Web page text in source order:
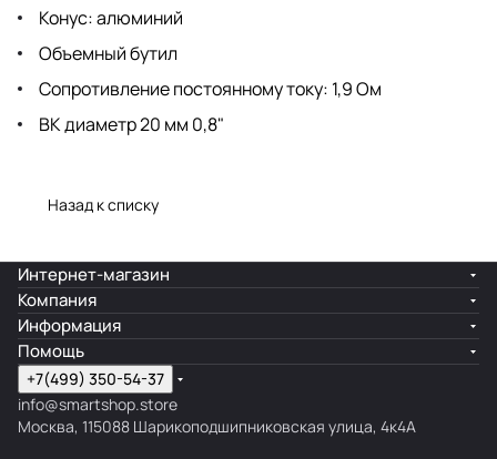
Конус: алюминий
Объемный бутил
Сопротивление постоянному току: 1,9 Ом
ВК диаметр 20 мм 0,8"
Назад к списку
Интернет-магазин
Компания
Информация
Помощь
+7(499) 350-54-37
info@smartshop.store
Москва, 115088 Шарикоподшипниковская улица, 4к4А